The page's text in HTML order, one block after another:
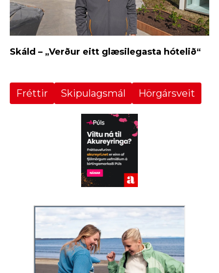
Skáld – „Verður eitt glæsilegasta hótelið“
Fréttir Skipulagsmál Hörgársveit